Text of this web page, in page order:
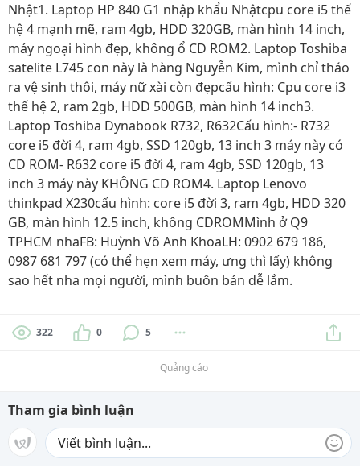
Nhật1. Laptop HP 840 G1 nhập khẩu Nhậtcpu core i5 thế
hệ 4 mạnh mẽ, ram 4gb, HDD 320GB, màn hình 14 inch,
máy ngoại hình đẹp, không ổ CD ROM2. Laptop Toshiba
satelite L745 con này là hàng Nguyễn Kim, mình chỉ tháo
ra vệ sinh thôi, máy nữ xài còn đẹpcấu hình: Cpu core i3
thế hệ 2, ram 2gb, HDD 500GB, màn hình 14 inch3.
Laptop Toshiba Dynabook R732, R632Cấu hình:- R732
core i5 đời 4, ram 4gb, SSD 120gb, 13 inch 3 máy này có
CD ROM- R632 core i5 đời 4, ram 4gb, SSD 120gb, 13
inch 3 máy này KHÔNG CD ROM4. Laptop Lenovo
thinkpad X230cấu hình: core i5 đời 3, ram 4gb, HDD 320
GB, màn hình 12.5 inch, không CDROMMình ở Q9
TPHCM nhaFB: Huỳnh Võ Anh KhoaLH: 0902 679 186,
0987 681 797 (có thể hẹn xem máy, ưng thì lấy) không
sao hết nha mọi người, mình buôn bán dễ lắm.
322 0 5
Quảng cáo
Tham gia bình luận